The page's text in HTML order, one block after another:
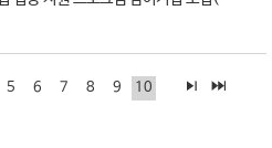
5 6 7 8 9 10